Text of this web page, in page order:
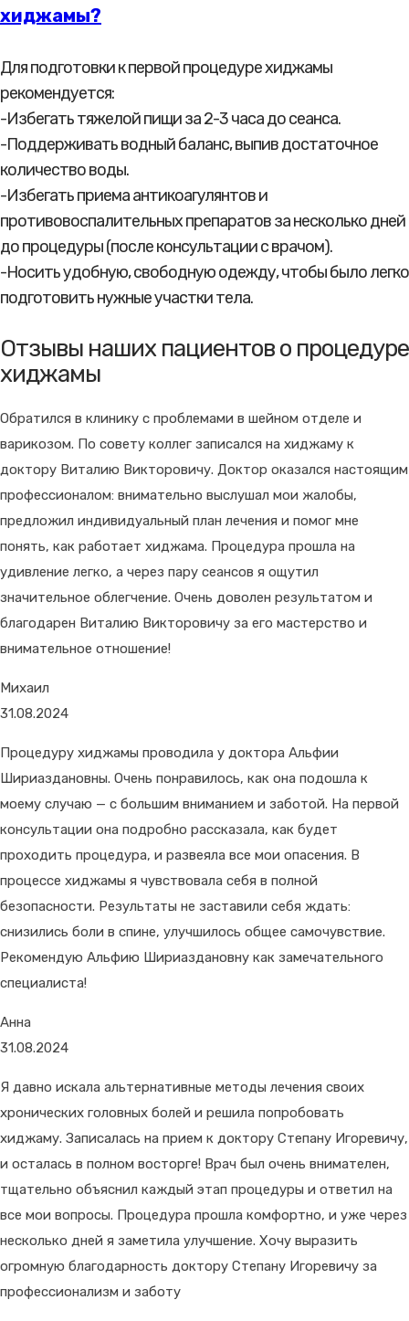
хиджамы?
Для подготовки к первой процедуре хиджамы
рекомендуется:
-Избегать тяжелой пищи за 2-3 часа до сеанса.
-Поддерживать водный баланс, выпив достаточное
количество воды.
-Избегать приема антикоагулянтов и
противовоспалительных препаратов за несколько дней
до процедуры (после консультации с врачом).
-Носить удобную, свободную одежду, чтобы было легко
подготовить нужные участки тела.
Отзывы наших пациентов о процедуре
хиджамы
Обратился в клинику с проблемами в шейном отделе и
варикозом. По совету коллег записался на хиджаму к
доктору Виталию Викторовичу. Доктор оказался настоящим
профессионалом: внимательно выслушал мои жалобы,
предложил индивидуальный план лечения и помог мне
понять, как работает хиджама. Процедура прошла на
удивление легко, а через пару сеансов я ощутил
значительное облегчение. Очень доволен результатом и
благодарен Виталию Викторовичу за его мастерство и
внимательное отношение!
Михаил
31.08.2024
Процедуру хиджамы проводила у доктора Альфии
Шириаздановны. Очень понравилось, как она подошла к
моему случаю — с большим вниманием и заботой. На первой
консультации она подробно рассказала, как будет
проходить процедура, и развеяла все мои опасения. В
процессе хиджамы я чувствовала себя в полной
безопасности. Результаты не заставили себя ждать:
снизились боли в спине, улучшилось общее самочувствие.
Рекомендую Альфию Шириаздановну как замечательного
специалиста!
Анна
31.08.2024
Я давно искала альтернативные методы лечения своих
хронических головных болей и решила попробовать
хиджаму. Записалась на прием к доктору Степану Игоревичу,
и осталась в полном восторге! Врач был очень внимателен,
тщательно объяснил каждый этап процедуры и ответил на
все мои вопросы. Процедура прошла комфортно, и уже через
несколько дней я заметила улучшение. Хочу выразить
огромную благодарность доктору Степану Игоревичу за
профессионализм и заботу